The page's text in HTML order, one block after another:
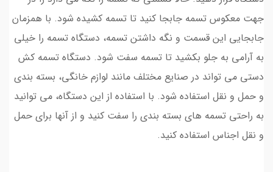
جهت معکوس تسمه جابجا کنید تا تسمه کشیده شود. با همزمان
جابجایی این قسمت و نگه داشتن تسمه، دستگاه تسمه را خیلی
به آرامی به جلو بکشید تا تسمه سفت شود. دستگاه تسمه کش
دستی می تواند در صنایع مختلف مانند لوازم خانگی، بسته بندی
و حمل و نقل استفاده شود. با استفاده از این دستگاه، می توانید
به راحتی تسمه های بسته بندی را سفت کنید و از آنها برای حمل
و نقل اجناس استفاده کنید.